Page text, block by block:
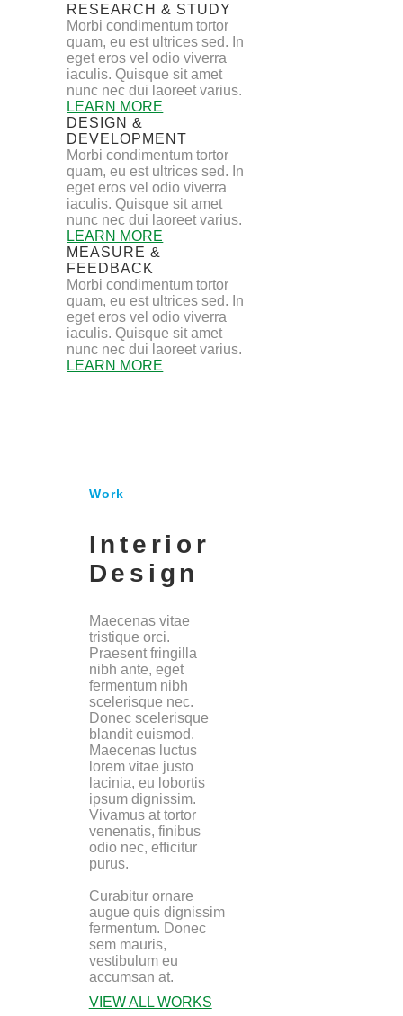
RESEARCH & STUDY
Morbi condimentum tortor
quam, eu est ultrices sed. In
eget eros vel odio viverra
iaculis. Quisque sit amet
nunc nec dui laoreet varius.
LEARN MORE
DESIGN &
DEVELOPMENT
Morbi condimentum tortor
quam, eu est ultrices sed. In
eget eros vel odio viverra
iaculis. Quisque sit amet
nunc nec dui laoreet varius.
LEARN MORE
MEASURE &
FEEDBACK
Morbi condimentum tortor
quam, eu est ultrices sed. In
eget eros vel odio viverra
iaculis. Quisque sit amet
nunc nec dui laoreet varius.
LEARN MORE
Work
Interior
Design
Maecenas vitae
tristique orci.
Praesent fringilla
nibh ante, eget
fermentum nibh
scelerisque nec.
Donec scelerisque
blandit euismod.
Maecenas luctus
lorem vitae justo
lacinia, eu lobortis
ipsum dignissim.
Vivamus at tortor
venenatis, finibus
odio nec, efficitur
purus.
Curabitur ornare
augue quis dignissim
fermentum. Donec
sem mauris,
vestibulum eu
accumsan at.
VIEW ALL WORKS